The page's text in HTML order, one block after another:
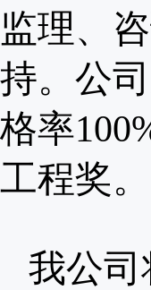
监理、
持。公
格率
工程奖。
我公司